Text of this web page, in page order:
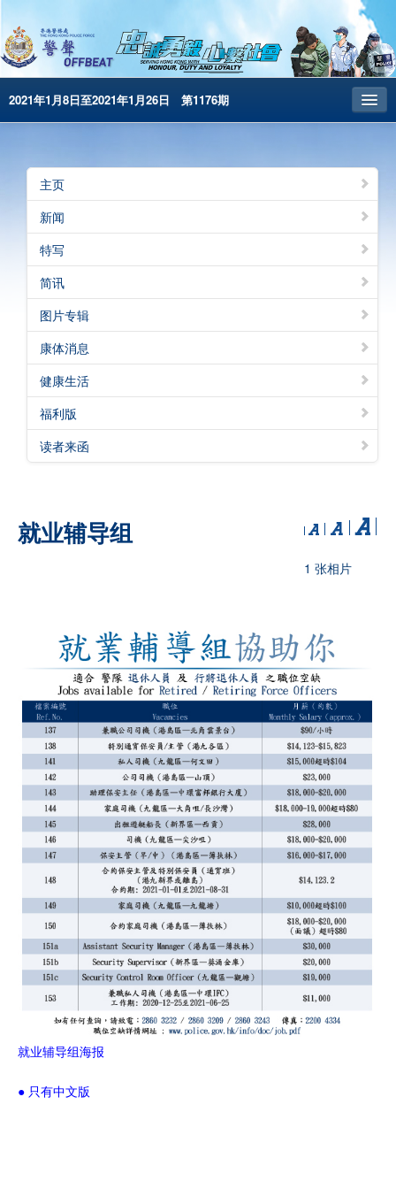
2021年1月8日至2021年1月26日 第1176期
昔日警声
警务处主页
繁體版
English
电子书版
警声特刊
主页
新闻
特写
简讯
图片专辑
康体消息
健康生活
福利版
读者来函
就业辅导组
1 张相片
就业辅导组海报
● 只有中文版